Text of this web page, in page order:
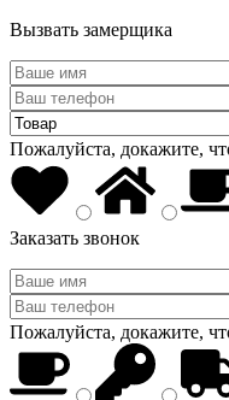
Вызвать замерщика
Пожалуйста, докажите,
Заказать звонок
Пожалуйста, докажите,